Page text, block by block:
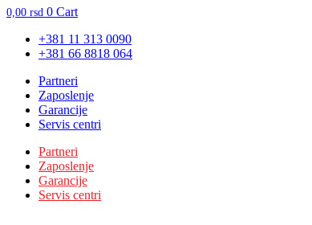
0,00 rsd 0 Cart
+381 11 313 0090
+381 66 8818 064
Partneri
Zaposlenje
Garancije
Servis centri
Partneri
Zaposlenje
Garancije
Servis centri